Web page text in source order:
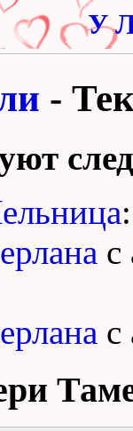
У
-
:
с
с